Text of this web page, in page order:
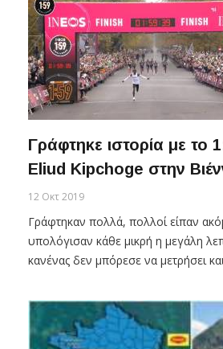
Γράφτηκε ιστορία με το
Eliud Kipchoge στην
12 Οκτ 2019
Γράφτηκαν πολλά, πολλοί είπαν
υπολόγισαν κάθε μικρή η μεγάλη
κανένας δεν μπόρεσε να μετρήσει